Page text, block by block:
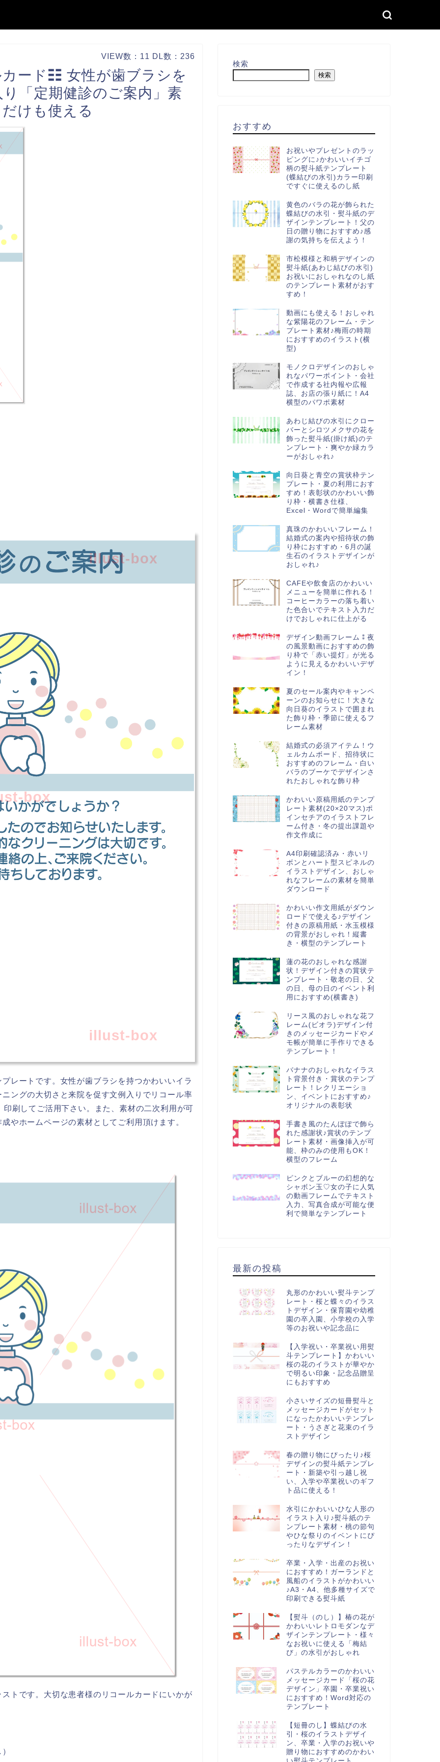
VIEW数：11 DL数：236
ード☷ 女性が歯ブラシを
「定期健診のご案内」素
けも使える
box
illust-box
illust-box
レートです。女性が歯ブラシを持つかわいいイラ
ングの大切さと来院を促す文例入りでリコール率
刷してご活用下さい。また、素材の二次利用が可
やホームページの素材としてご利用頂けます。
トです。大切な患者様のリコールカードにいかが
検索
検索
おすすめ
お祝いやプレゼントのラッ
ピングに♪かわいいイチゴ
柄の熨斗紙テンプレート
(蝶結びの水引)カラー印刷
ですぐに使えるのし紙
黄色のバラの花が飾られた
蝶結びの水引・熨斗紙のデ
ザインテンプレート！父の
日の贈り物におすすめ♪感
謝の気持ちを伝えよう！
市松模様と和柄デザインの
熨斗紙(あわじ結びの水引)
お祝いにおしゃれなのし紙
のテンプレート素材がおす
すめ！
動画にも使える！おしゃれ
な紫陽花のフレーム・テン
プレート素材♪梅雨の時期
におすすめのイラスト(横
型)
モノクロデザインのおしゃ
れなパワーポイント・会社
で作成する社内報や広報
誌、お店の張り紙に！A4
横型のパワポ素材
あわじ結びの水引にクロー
バーとシロツメクサの花を
飾った熨斗紙(掛け紙)のテ
ンプレート・爽やか緑カラ
ーがおしゃれ♪
向日葵と青空の賞状枠テン
プレート・夏の利用におす
すめ！表彰状のかわいい飾
り枠・横書き仕様、
Excel・Wordで簡単編集
真珠のかわいいフレーム！
結婚式の案内や招待状の飾
り枠におすすめ・6月の誕
生石のイラストデザインが
おしゃれ♪
CAFEや飲食店のかわいい
メニューを簡単に作れる！
コーヒーカラーの落ち着い
た色合いでテキスト入力だ
けでおしゃれに仕上がる
デザイン動画フレーム⁑夜
の風景動画におすすめの飾
り枠で「赤い提灯」が光る
ように見えるかわいいデザ
イン！
夏のセール案内やキャンペ
ーンのお知らせに！大きな
向日葵のイラストで囲まれ
た飾り枠・季節に使えるフ
レーム素材
結婚式の必須アイテム！ウ
ェルカムボード、招待状に
おすすめのフレーム・白い
バラのブーケでデザインさ
れたおしゃれな飾り枠
かわいい原稿用紙のテンプ
レート素材(20×20マス)ポ
インセチアのイラストフレ
ーム付き・冬の提出課題や
作文作成に
A4印刷確認済み・赤いリ
ボンとハート型スピネルの
イラストデザイン、おしゃ
れなフレームの素材を簡単
ダウンロード
かわいい作文用紙がダウン
ロードで使える♪デザイン
付きの原稿用紙・水玉模様
の背景がおしゃれ！縦書
き・横型のテンプレート
蓮の花のおしゃれな感謝
状！デザイン付きの賞状テ
ンプレート・敬老の日、父
の日、母の日のイベント利
用におすすめ(横書き)
リース風のおしゃれな花フ
レーム(ビオラ)デザイン付
きのメッセージカードやメ
モ帳が簡単に手作りできる
テンプレート！
バナナのおしゃれなイラス
ト背景付き・賞状のテンプ
レート！レクリエーショ
ン、イベントにおすすめ♪
オリジナルの表彰状
手書き風のたんぽぽで飾ら
れた感謝状♪賞状のテンプ
レート素材・画像挿入が可
能、枠のみの使用もOK！
横型のフレーム
ピンクとブルーの幻想的な
シャボン玉♡女の子に人気
の動画フレームでテキスト
入力、写真合成が可能な便
利で簡単なテンプレート
最新の投稿
丸形のかわいい熨斗テンプ
レート・桜と蝶々のイラス
トデザイン・保育園や幼稚
園の卒入園、小学校の入学
等のお祝いや記念品に
【入学祝い・卒業祝い用熨
斗テンプレート】かわいい
桜の花のイラストが華やか
で明るい印象・記念品贈呈
にもおすすめ
小さいサイズの短冊熨斗と
メッセージカードがセット
になったかわいいテンプレ
ート・うさぎと花束のイラ
ストデザイン
春の贈り物にぴったり♪桜
デザインの熨斗紙テンプレ
ート・新築や引っ越し祝
い、入学や卒業祝いのギフ
ト品に使える！
水引にかわいいひな人形の
イラスト入り♪熨斗紙のテ
ンプレート素材・桃の節句
やひな祭りのイベントにぴ
ったりなデザイン！
卒業・入学・出産のお祝い
におすすめ！ガーランドと
風船のイラストがかわいい
♪A3・A4、他多種サイズで
印刷できる熨斗紙
【熨斗（のし）】椿の花が
かわいいレトロモダンなデ
ザインテンプレート・様々
なお祝いに使える「梅結
び」の水引がおしゃれ
パステルカラーのかわいい
メッセージカード「桜の花
デザイン」卒園・卒業祝い
におすすめ！Word対応の
テンプレート
【短冊のし】蝶結びの水
引・桜のイラストデザイ
ン、卒業・入学のお祝いや
贈り物におすすめのかわい